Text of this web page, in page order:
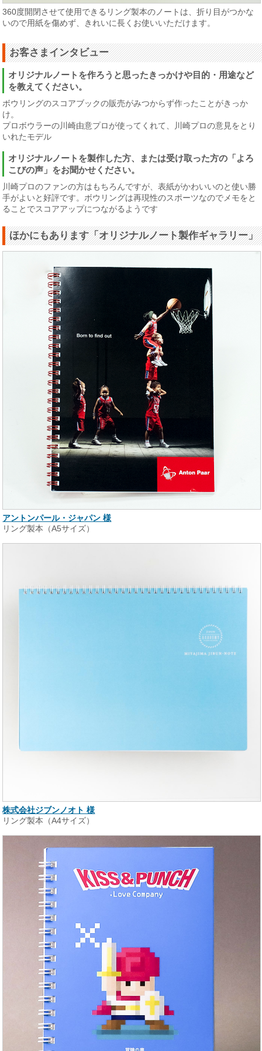
360度開閉させて使用できるリング製本のノートは、折り目がつかな
いので用紙を傷めず、きれいに長くお使いいただけます。
お客さまインタビュー
オリジナルノートを作ろうと思ったきっかけや目的・用途など
を教えてください。
ボウリングのスコアブックの販売がみつからず作ったことがきっか
け。
プロボウラーの川崎由意プロが使ってくれて、川崎プロの意見をとり
いれたモデル
オリジナルノートを製作した方、または受け取った方の「よろ
こびの声」をお聞かせください。
川崎プロのファンの方はもちろんですが、表紙がかわいいのと使い勝
手がよいと好評です。ボウリングは再現性のスポーツなのでメモをと
ることでスコアアップにつながるようです
ほかにもあります「オリジナルノート製作ギャラリー」
アントンパール・ジャパン 様
リング製本（A5サイズ）
株式会社ジブンノオト 様
リング製本（A4サイズ）